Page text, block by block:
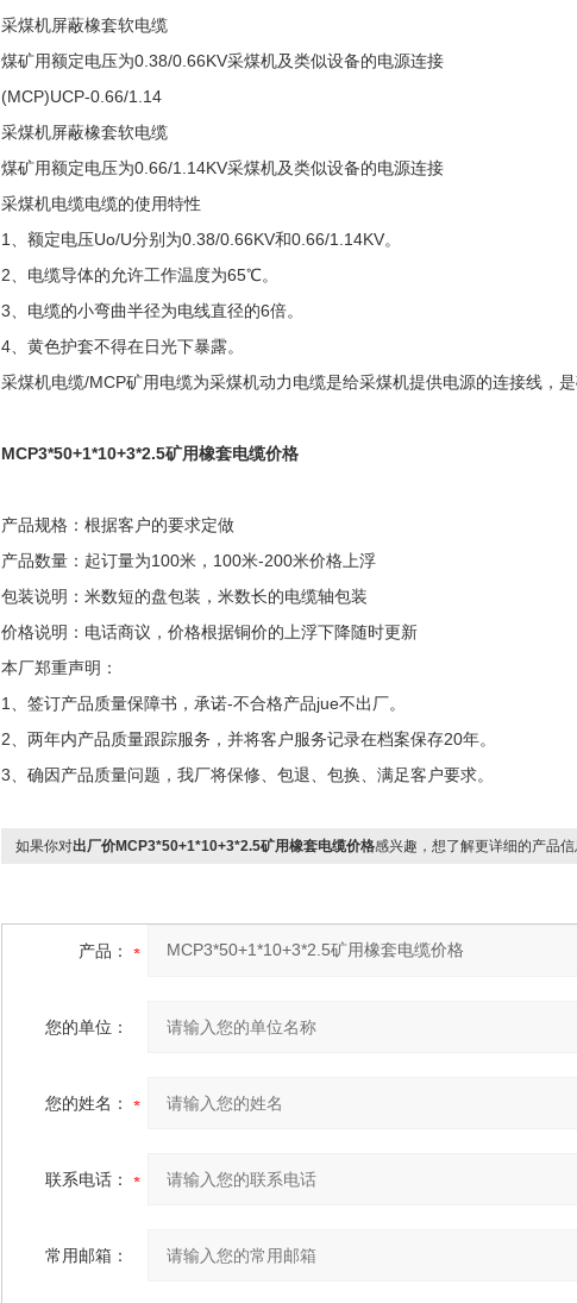
采煤机屏蔽橡套软电缆
煤矿用额定电压为0.38/0.66KV采煤机及类似设备的电源连接
(MCP)UCP-0.66/1.14
采煤机屏蔽橡套软电缆
煤矿用额定电压为0.66/1.14KV采煤机及类似设备的电源连接
采煤机电缆电缆的使用特性
1、额定电压Uo/U分别为0.38/0.66KV和0.66/1.14KV。
2、电缆导体的允许工作温度为65℃。
3、电缆的小弯曲半径为电线直径的6倍。
4、黄色护套不得在日光下暴露。
采煤机电缆/MCP矿用电缆为采煤机动力电缆是给采煤机提供电源的连接线，是
MCP3*50+1*10+3*2.5矿用橡套电缆价格
产品规格：根据客户的要求定做
产品数量：起订量为100米，100米-200米价格上浮
包装说明：米数短的盘包装，米数长的电缆轴包装
价格说明：电话商议，价格根据铜价的上浮下降随时更新
本厂郑重声明：
1、签订产品质量保障书，承诺-不合格产品jue不出厂。
2、两年内产品质量跟踪服务，并将客户服务记录在档案保存20年。
3、确因产品质量问题，我厂将保修、包退、包换、满足客户要求。
如果你对出厂价MCP3*50+1*10+3*2.5矿用橡套电缆价格感兴趣，想了解更详细的产品
产品：
您的单位：
您的姓名：
联系电话：
常用邮箱：